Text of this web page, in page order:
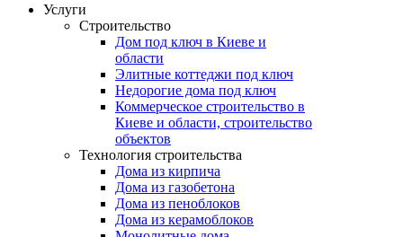
Услуги
Строительство
Дом под ключ в Киеве и
области
Элитные коттеджи под ключ
Недорогие дома под ключ
Коммерческое строительство в
Киеве и области, строительство
объектов
Технология строительства
Дома из кирпича
Дома из газобетона
Дома из пеноблоков
Дома из керамоблоков